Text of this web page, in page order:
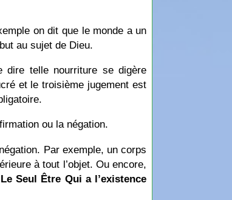
on dit que le monde a un
au sujet de Dieu.
dire telle nourriture se digère
et le troisième jugement est
ou la négation.
Par exemple, un corps
à tout l’objet. Ou encore,
Le Seul Être Qui a l’existence